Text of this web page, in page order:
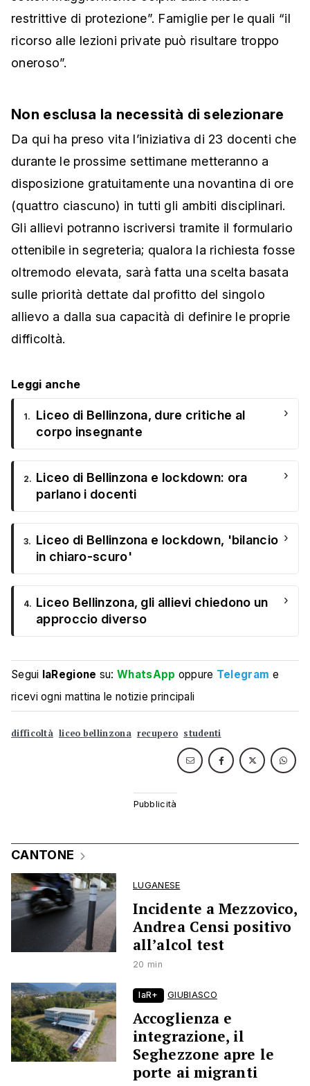
restrittive di protezione”. Famiglie per le quali “il
ricorso alle lezioni private può risultare troppo
oneroso”.
Non esclusa la necessità di selezionare
Da qui ha preso vita l’iniziativa di 23 docenti che
durante le prossime settimane metteranno a
disposizione gratuitamente una novantina di ore
(quattro ciascuno) in tutti gli ambiti disciplinari.
Gli allievi potranno iscriversi tramite il formulario
ottenibile in segreteria; qualora la richiesta fosse
oltremodo elevata, sarà fatta una scelta basata
sulle priorità dettate dal profitto del singolo
allievo a dalla sua capacità di definire le proprie
difficoltà.
Leggi anche
1.
Liceo di Bellinzona, dure critiche al
corpo insegnante
›
2. Liceo di Bellinzona e lockdown: ora
parlano i docenti
›
3. Liceo di Bellinzona e lockdown, 'bilancio
in chiaro-scuro'
›
4. Liceo Bellinzona, gli allievi chiedono un
approccio diverso
›
Segui laRegione su:WhatsApp oppure Telegram e
ricevi ogni mattina le notizie principali
difficoltà liceo bellinzona recupero studenti
CANTONE
LUGANESE
Incidente a Mezzovico,
Andrea Censi positivo
all’alcol test
20 min
laR+ GIUBIASCO
Accoglienza e
integrazione, il
Seghezzone apre le
porte ai migranti